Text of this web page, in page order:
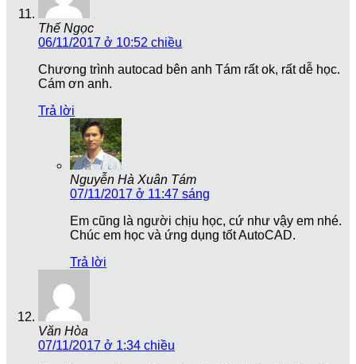
Thế Ngọc
06/11/2017 ở 10:52 chiều
Chương trình autocad bên anh Tám rất ok, rất dễ học.
Cám ơn anh.
Trả lời
Nguyễn Hà Xuân Tám
07/11/2017 ở 11:47 sáng
Em cũng là người chịu học, cứ như vậy em nhé.
Chúc em học và ứng dụng tốt AutoCAD.
Trả lời
Văn Hòa
07/11/2017 ở 1:34 chiều